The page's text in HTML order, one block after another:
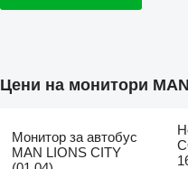
Цени на монитори MAN
Монитор за автобус
MAN LIONS CITY